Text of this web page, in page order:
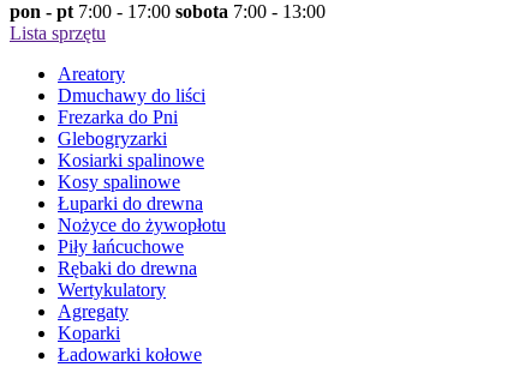
pon - pt 7:00 - 17:00 sobota 7:00 - 13:00
Lista sprzętu
Areatory
Dmuchawy do liści
Frezarka do Pni
Glebogryzarki
Kosiarki spalinowe
Kosy spalinowe
Łuparki do drewna
Nożyce do żywopłotu
Piły łańcuchowe
Rębaki do drewna
Wertykulatory
Agregaty
Koparki
Ładowarki kołowe